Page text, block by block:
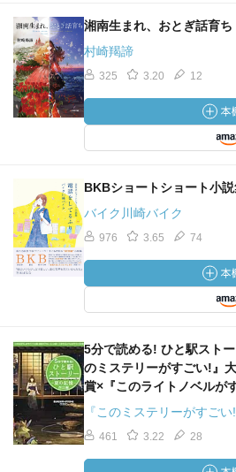
湘南生まれ、おとぎ話育ち
村崎羯諦
325 3.20 12
BKBショートショート小
バイク川崎バイク
976 3.65 74
5分で読める! ひと駅スト
のミステリーがすごい!』
賞×『このライトノベルが
『このミステリーがすご
461 3.22 28